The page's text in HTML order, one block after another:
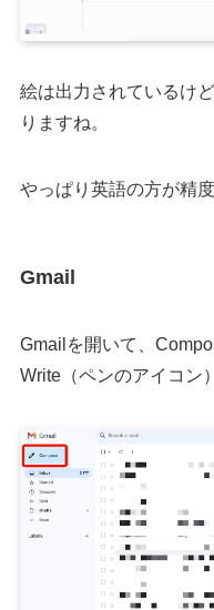
絵は出力されているけ
りますね。
やっぱり英語の方が精
Gmail
Gmailを開いて、
Write（ペンのアイコン